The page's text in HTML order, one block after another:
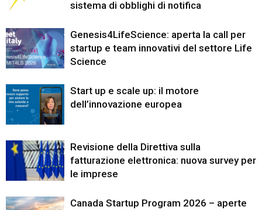
sistema di obblighi di notifica
Genesis4LifeScience: aperta la call per
startup e team innovativi del settore Life
Science
Start up e scale up: il motore
dell’innovazione europea
Revisione della Direttiva sulla
fatturazione elettronica: nuova survey per
le imprese
Canada Startup Program 2026 – aperte